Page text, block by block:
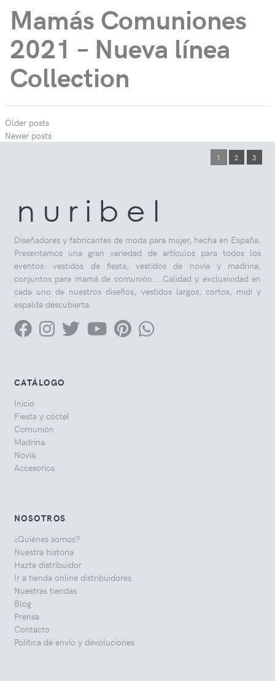
Mamás Comuniones
2021 – Nueva línea
Collection
Older posts
Newer posts
1 2 3
n u r i b e l
Diseñadores y fabricantes de moda para mujer, hecha en España.
Presentamos una gran variedad de artículos para todos los
eventos: vestidos de fiesta, vestidos de novia y madrina,
conjuntos para mamá de comunión... Calidad y exclusividad en
cada uno de nuestros diseños, vestidos largos, cortos, midi y
espalda descubierta.
CATÁLOGO
Inicio
Fiesta y cóctel
Comunión
Madrina
Novia
Accesorios
NOSOTROS
¿Quiénes somos?
Nuestra historia
Hazte distribuidor
Ir a tienda online distribuidores
Nuestras tiendas
Blog
Prensa
Contacto
Política de envío y devoluciones